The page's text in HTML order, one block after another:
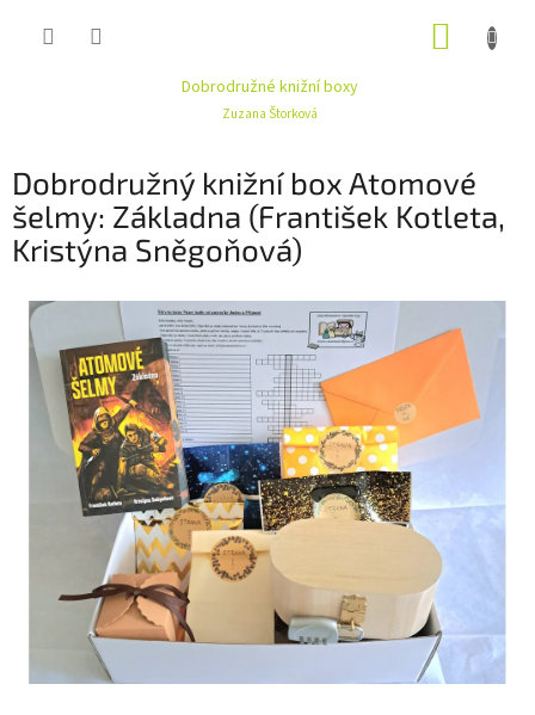
Dobrodružné knižní boxy
Zuzana Štorková
Dobrodružný knižní box Atomové
šelmy: Základna (František Kotleta,
Kristýna Sněgoňová)